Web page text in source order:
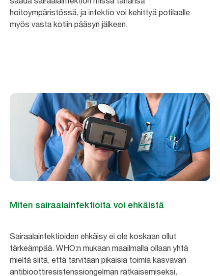
hoitoympäristössä, ja infektio voi kehittyä potilaalle
myös vasta kotiin pääsyn jälkeen.
Miten sairaalainfektioita voi ehkäistä
Sairaalainfektioiden ehkäisy ei ole koskaan ollut
tärkeämpää. WHO:n mukaan maailmalla ollaan yhtä
mieltä siitä, että tarvitaan pikaisia toimia kasvavan
antibioottiresistenssiongelman ratkaisemiseksi.